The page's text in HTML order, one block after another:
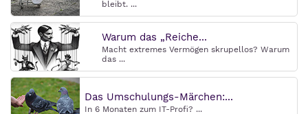
bleibt. ...
Warum das „Reiche...
Macht extremes Vermögen skrupellos? Warum
das ...
Das Umschulungs-Märchen:...
In 6 Monaten zum IT-Profi? ...